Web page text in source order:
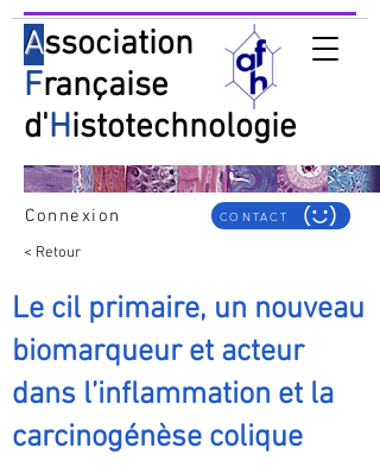
Association
Française
d'Histotechnologie
Connexion CONTACT
< Retour
Le cil primaire, un nouveau
biomarqueur et acteur
dans l’inflammation et la
carcinogénèse colique